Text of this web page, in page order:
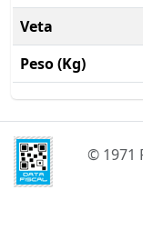
Veta
Peso (Kg)
© 1971